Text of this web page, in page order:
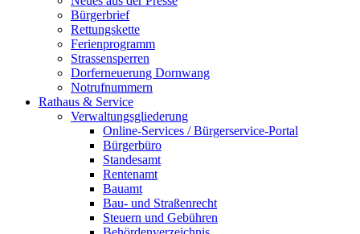
Bürgerbrief
Rettungskette
Ferienprogramm
Strassensperren
Dorferneuerung Dornwang
Notrufnummern
Rathaus & Service
Verwaltungsgliederung
Online-Services / Bürgerservice-Portal
Bürgerbüro
Standesamt
Rentenamt
Bauamt
Bau- und Straßenrecht
Steuern und Gebühren